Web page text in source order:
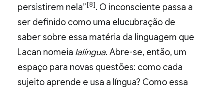
persistirem nela”[8]. O inconsciente passa a
ser definido como uma elucubração de
saber sobre essa matéria da linguagem que
Lacan nomeia lalíngua. Abre-se, então, um
espaço para novas questões: como cada
sujeito aprende e usa a língua? Como essa